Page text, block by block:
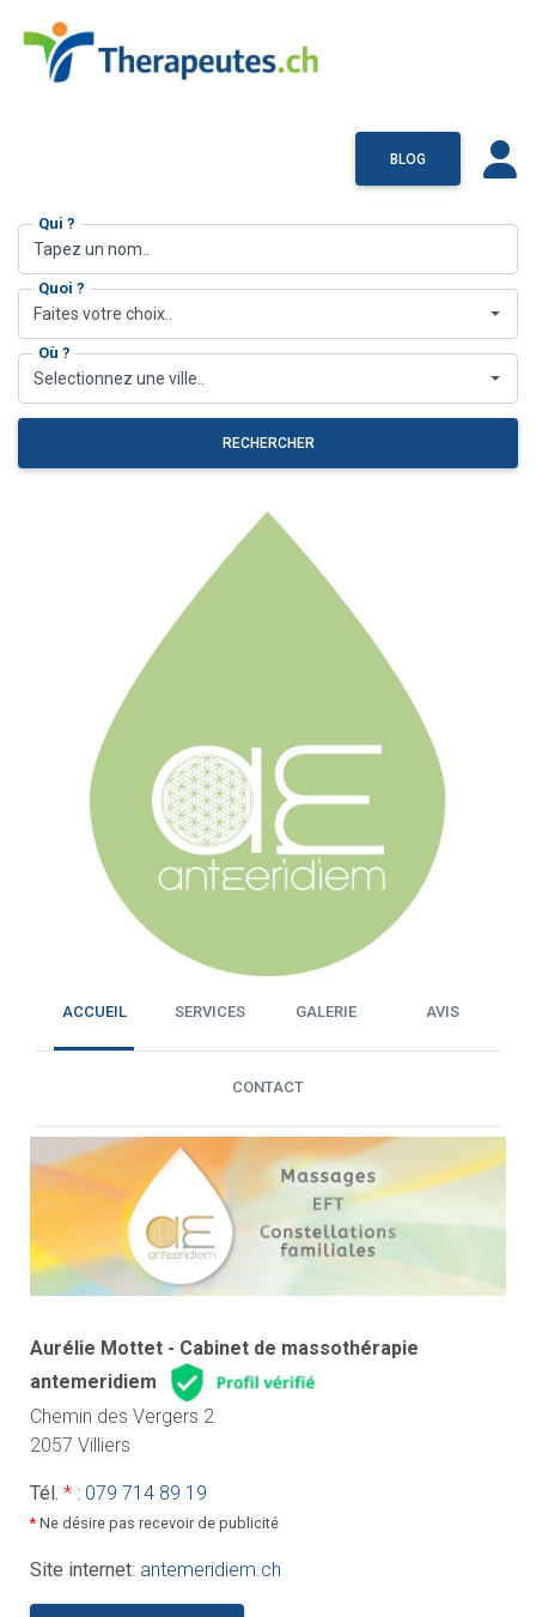
BLOG
Qui ?
Quoi ?
Faites votre choix..
Où ?
Selectionnez une ville..
RECHERCHER
ACCUEIL SERVICES GALERIE AVIS
CONTACT
Aurélie Mottet - Cabinet de massothérapie
antemeridiem
Chemin des Vergers 2
2057 Villiers
Tél. *: 079 714 89 19
*Ne désire pas recevoir de publicité
Site internet: antemeridiem.ch